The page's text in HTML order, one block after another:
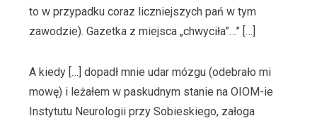
to w przypadku coraz liczniejszych pań w tym
zawodzie). Gazetka z miejsca „chwyciła”…” […]
A kiedy […] dopadł mnie udar mózgu (odebrało mi
mowę) i leżałem w paskudnym stanie na OIOM-ie
Instytutu Neurologii przy Sobieskiego, załoga